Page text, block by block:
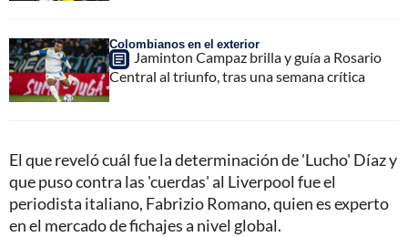
Colombianos en el exterior
Jaminton Campaz brilla y guía a Rosario
Central al triunfo, tras una semana crítica
El que reveló cuál fue la determinación de 'Lucho' Díaz y
que puso contra las 'cuerdas' al Liverpool fue el
periodista italiano, Fabrizio Romano, quien es experto
en el mercado de fichajes a nivel global.